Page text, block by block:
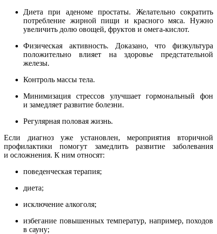
Диета при аденоме простаты. Желательно сократить
потребление жирной пищи и красного мяса. Нужно
увеличить долю овощей, фруктов и омега-кислот.
Физическая активность. Доказано, что физкультура
положительно влияет на здоровье предстательной
железы.
Контроль массы тела.
Минимизация стрессов улучшает гормональный фон
и замедляет развитие болезни.
Регулярная половая жизнь.
Если диагноз уже установлен, мероприятия вторичной
профилактики помогут замедлить развитие заболевания
и осложнения. К ним относят:
поведенческая терапия;
диета;
исключение алкоголя;
избегание повышенных температур, например, походов
в сауну;